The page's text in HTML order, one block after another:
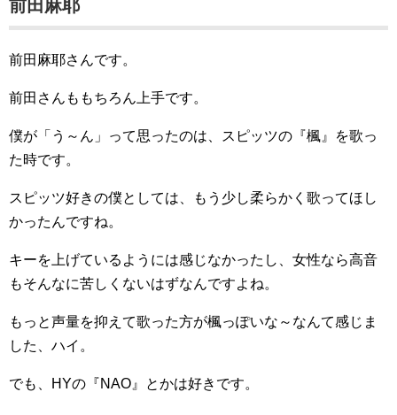
前田麻耶
前田麻耶さんです。
前田さんももちろん上手です。
僕が「う～ん」って思ったのは、スピッツの『楓』を歌っ
た時です。
スピッツ好きの僕としては、もう少し柔らかく歌ってほし
かったんですね。
キーを上げているようには感じなかったし、女性なら高音
もそんなに苦しくないはずなんですよね。
もっと声量を抑えて歌った方が楓っぽいな～なんて感じま
した、ハイ。
でも、HYの『NAO』とかは好きです。